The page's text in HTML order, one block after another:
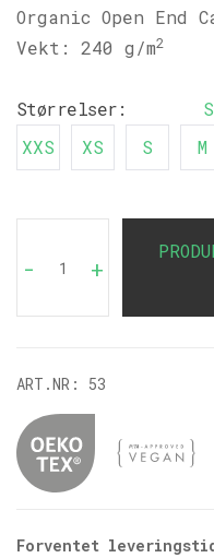
Organic Open End
Vekt: 240 g/m2
Størrelser:
XXS
XS S M
+
-
ART.NR: 53
Forventet